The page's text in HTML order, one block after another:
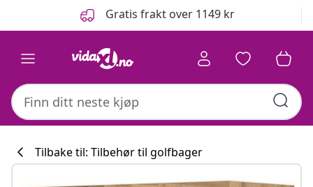
Gratis frakt over 1149 kr
Tilbake til: Tilbehør til golfbager